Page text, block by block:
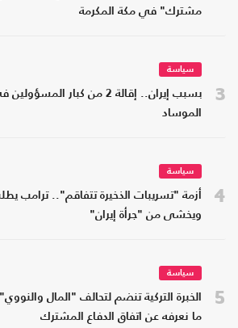
مشترك" في مكة المكرمة
3
سياسة
بسبب إيران.. إقالة 2 من كبار
الموساد
4
سياسة
أزمة "تسريبات الذخيرة تتفاقم".. ترامب
ويخشى من "جرأة إيران"
5
سياسة
الخبرة التركية تنضم لتحالف "المال
ما نعرفه عن اتفاق الدفاع المشترك